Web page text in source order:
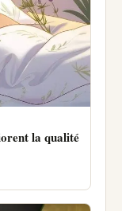
la qualité